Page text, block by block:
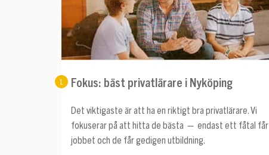
1 Fokus: bäst privatlärare i Nyköping
Det viktigaste är att ha en riktigt bra privatlärare. Vi
fokuserar på att hitta de bästa — endast ett fåtal får
jobbet och de får gedigen utbildning.